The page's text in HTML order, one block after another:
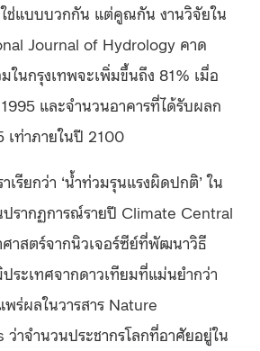
ช่แบบบวกกัน แต่คูณกัน งานวิจัยใน
Journal of Hydrology คาด
นกรุงเทพจะเพิ่มขึ้นถึง 81% เมื่อ
และจำนวนอาคารที่ได้รับผลก
เท่าภายในปี 2100
เรียกว่า ‘น้ำท่วมรุนแรงผิดปกติ’ ใน
รากฏการณ์รายปี Climate Central
าสตร์จากนิวเจอร์ซีย์ที่พัฒนาวิธี
ระเทศจากดาวเทียมที่แม่นยำกว่า
ร่ผลในวารสาร Nature
าจำนวนประชากรโลกที่อาศัยอยู่ใน